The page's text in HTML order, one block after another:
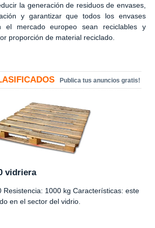
la generación de residuos de envases,
y garantizar que todos los envases
el mercado europeo sean reciclables y
proporción de material reciclado.
Publica tus anuncios gratis!
vidriera
Resistencia: 1000 kg Características: este
en el sector del vidrio.